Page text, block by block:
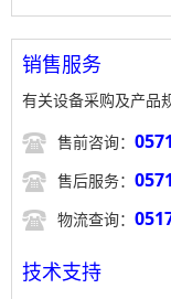
销售服务
有关设备采购及产品
 售前咨询：
 售后服务：
 物流查询：
技术支持